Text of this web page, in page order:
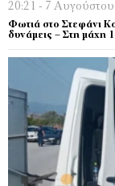
20:21 - 7
Φωτιά στο Στεφάνι
δυνάμεις – Στη μάχη